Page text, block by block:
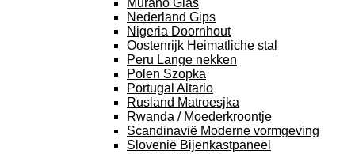
Nederland Gips
Nigeria Doornhout
Oostenrijk Heimatliche stal
Peru Lange nekken
Polen Szopka
Portugal Altario
Rusland Matroesjka
Rwanda / Moederkroontje
Scandinavië Moderne vormgeving
Slovenië Bijenkastpaneel